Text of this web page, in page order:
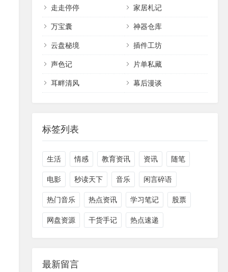
走走停停 家居札记
万宝囊 神器仓库
云盘秘境 插件工坊
声色记 片单私藏
耳畔清风 幕后漫谈
标签列表
生活 情感 教育资讯 资讯 随笔
电影 秒读天下 音乐 闲言碎语
热门音乐 热点资讯 学习笔记 股票
网盘资源 干货手记 热点速递
最新留言